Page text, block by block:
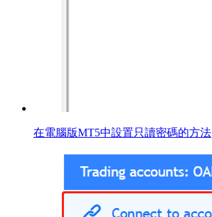
在電腦版MT5中設置只讀密碼的方法